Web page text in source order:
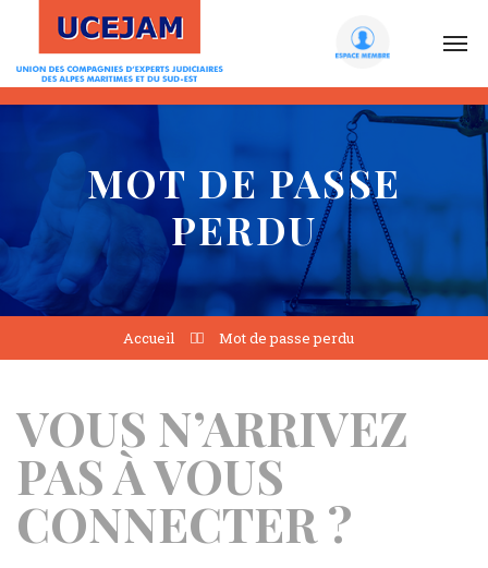
MOT DE PASSE
PERDU
Accueil Mot de passe perdu
VOUS N’ARRIVEZ
PAS À VOUS
CONNECTER ?